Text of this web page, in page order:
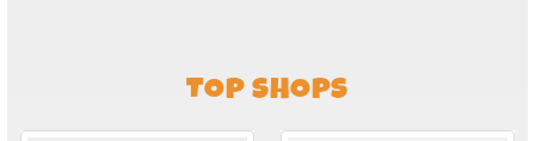
TOP SHOPS